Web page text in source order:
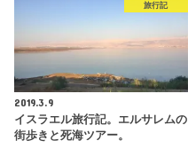
旅行記
2019.3.9
イスラエル旅行記。エルサレムの
街歩きと死海ツアー。